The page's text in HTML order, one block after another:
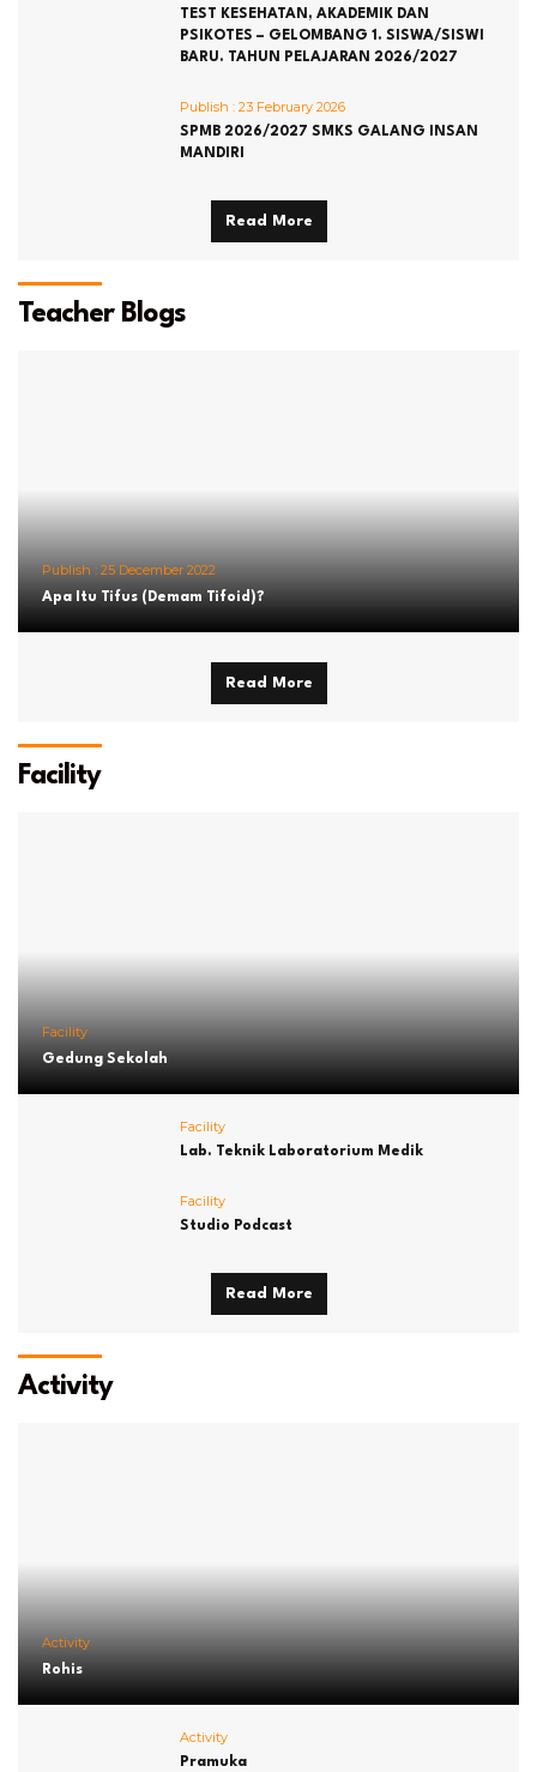
TEST KESEHATAN, AKADEMIK DAN
PSIKOTES – GELOMBANG 1. SISWA/SISWI
BARU. TAHUN PELAJARAN 2026/2027
Publish : 23 February 2026
SPMB 2026/2027 SMKS GALANG INSAN
MANDIRI
Read More
Teacher Blogs
Publish : 25 December 2022
Apa Itu Tifus (Demam Tifoid)?
Read More
Facility
Facility
Gedung Sekolah
Facility
Lab. Teknik Laboratorium Medik
Facility
Studio Podcast
Read More
Activity
Activity
Rohis
Activity
Pramuka